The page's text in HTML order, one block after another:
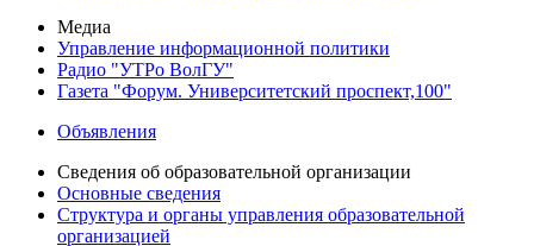
Медиа
Управление информационной политики
Радио "УТРо ВолГУ"
Газета "Форум. Университетский проспект,100"
Объявления
Сведения об образовательной организации
Основные сведения
Структура и органы управления образовательной
организацией